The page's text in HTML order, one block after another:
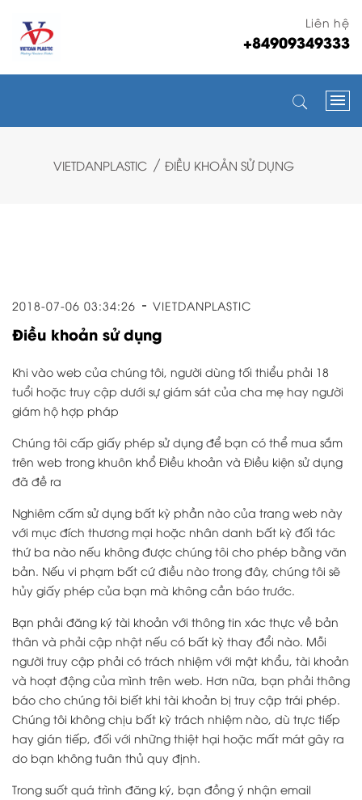
Liên hệ
+84909349333
VIETDANPLASTIC ĐIỀU KHOẢN SỬ DỤNG
2018-07-06 03:34:26 VIETDANPLASTIC
Điều khoản sử dụng
Khi vào web của chúng tôi, người dùng tối thiểu phải 18
tuổi hoặc truy cập dưới sự giám sát của cha mẹ hay người
giám hộ hợp pháp
Chúng tôi cấp giấy phép sử dụng để bạn có thể mua sắm
trên web trong khuôn khổ Điều khoản và Điều kiện sử dụng
đã đề ra
Nghiêm cấm sử dụng bất kỳ phần nào của trang web này
với mục đích thương mại hoặc nhân danh bất kỳ đối tác
thứ ba nào nếu không được chúng tôi cho phép bằng văn
bản. Nếu vi phạm bất cứ điều nào trong đây, chúng tôi sẽ
hủy giấy phép của bạn mà không cần báo trước.
Bạn phải đăng ký tài khoản với thông tin xác thực về bản
thân và phải cập nhật nếu có bất kỳ thay đổi nào. Mỗi
người truy cập phải có trách nhiệm với mật khẩu, tài khoản
và hoạt động của mình trên web. Hơn nữa, bạn phải thông
báo cho chúng tôi biết khi tài khoản bị truy cập trái phép.
Chúng tôi không chịu bất kỳ trách nhiệm nào, dù trực tiếp
hay gián tiếp, đối với những thiệt hại hoặc mất mát gây ra
do bạn không tuân thủ quy định.
Trong suốt quá trình đăng ký, bạn đồng ý nhận email